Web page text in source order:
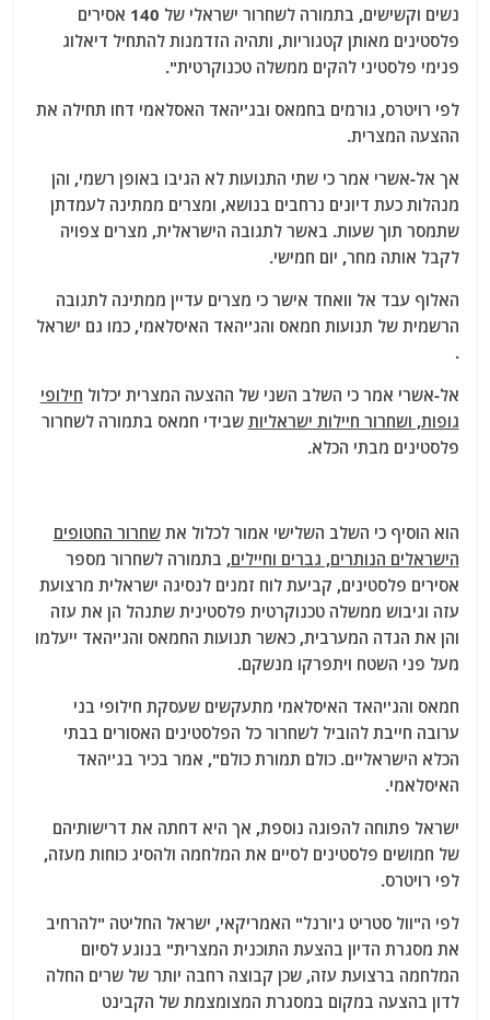
נשים וקשישים, בתמורה לשחרור ישראלי של 140 אסירים
פלסטינים מאותן קטגוריות, ותהיה הזדמנות להתחיל דיאלוג
פנימי פלסטיני להקים ממשלה טכנוקרטית".
לפי רויטרס, גורמים בחמאס ובג'יהאד האסלאמי דחו תחילה את
ההצעה המצרית.
אך אל-אשרי אמר כי שתי התנועות לא הגיבו באופן רשמי, והן
מנהלות כעת דיונים נרחבים בנושא, ומצרים ממתינה לעמדתן
שתמסר תוך שעות. באשר לתגובה הישראלית, מצרים צפויה
לקבל אותה מחר, יום חמישי.
האלוף עבד אל וואחד אישר כי מצרים עדיין ממתינה לתגובה
הרשמית של תנועות חמאס והג'יהאד האיסלאמי, כמו גם ישראל
.
אל-אשרי אמר כי השלב השני של ההצעה המצרית יכלול חילופי
גופות, ושחרור חיילות ישראליות שבידי חמאס בתמורה לשחרור
פלסטינים מבתי הכלא.
הוא הוסיף כי השלב השלישי אמור לכלול אתשחרור החטופים
הישראלים הנותרים, גברים וחיילים, בתמורה לשחרור מספר
אסירים פלסטינים, קביעת לוח זמנים לנסיגה ישראלית מרצועת
עזה וגיבוש ממשלה טכנוקרטית פלסטינית שתנהל הן את עזה
והן את הגדה המערבית, כאשר תנועות החמאס והג'יהאד ייעלמו
מעל פני השטח ויתפרקו מנשקם.
חמאס והג'יהאד האיסלאמי מתעקשים שעסקת חילופי בני
ערובה חייבת להוביל לשחרור כל הפלסטינים האסורים בבתי
הכלא הישראליים. כולם תמורת כולם", אמר בכיר בג'יהאד
האיסלאמי.
ישראל פתוחה להפוגה נוספת, אך היא דחתה את דרישותיהם
של חמושים פלסטינים לסיים את המלחמה ולהסיג כוחות מעזה,
לפי רויטרס.
לפי ה"וול סטריט ג'ורנל" האמריקאי, ישראל החליטה "להרחיב
את מסגרת הדיון בהצעת התוכנית המצרית" בנוגע לסיום
המלחמה ברצועת עזה, שכן קבוצה רחבה יותר של שרים החלה
לדון בהצעה במקום במסגרת המצומצמת של הקבינט